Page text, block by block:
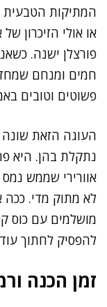
המתיקות
או אולי הזיכרון
פורצלן ישנה.
חמים ומנחם
פשוטים וטובים
העוגה הזאת שונה
נתקלת בהן. היא
אוורירי שממש
לא מתוק מדי. ככה
מושלמים עם כוס
להפסיק לחתוך
זמן הכנה